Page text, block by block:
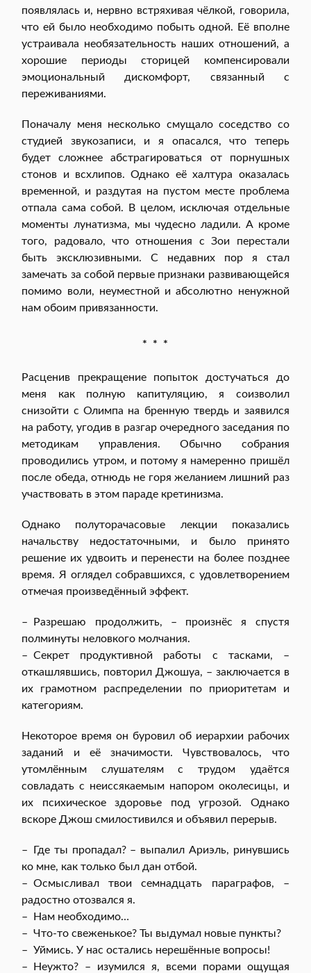
появлялась и, нервно встряхивая чёлкой, говорила,
что ей было необходимо побыть одной. Её вполне
устраивала необязательность наших отношений, а
хорошие периоды сторицей компенсировали
эмоциональный дискомфорт, связанный с
переживаниями.
Поначалу меня несколько смущало соседство со
студией звукозаписи, и я опасался, что теперь
будет сложнее абстрагироваться от порнушных
стонов и всхлипов. Однако её халтура оказалась
временной, и раздутая на пустом месте проблема
отпала сама собой. В целом, исключая отдельные
моменты лунатизма, мы чудесно ладили. А кроме
того, радовало, что отношения с Зои перестали
быть эксклюзивными. С недавних пор я стал
замечать за собой первые признаки развивающейся
помимо воли, неуместной и абсолютно ненужной
нам обоим привязанности.
* * *
Расценив прекращение попыток достучаться до
меня как полную капитуляцию, я соизволил
снизойти с Олимпа на бренную твердь и заявился
на работу, угодив в разгар очередного заседания по
методикам управления. Обычно собрания
проводились утром, и потому я намеренно пришёл
после обеда, отнюдь не горя желанием лишний раз
участвовать в этом параде кретинизма.
Однако полуторачасовые лекции показались
начальству недостаточными, и было принято
решение их удвоить и перенести на более позднее
время. Я оглядел собравшихся, с удовлетворением
отмечая произведённый эффект.
– Разрешаю продолжить, – произнёс я спустя
полминуты неловкого молчания.
– Секрет продуктивной работы с тасками, –
откашлявшись, повторил Джошуа, – заключается в
их грамотном распределении по приоритетам и
категориям.
Некоторое время он буровил об иерархии рабочих
заданий и её значимости. Чувствовалось, что
утомлённым слушателям с трудом удаётся
совладать с неиссякаемым напором околесицы, и
их психическое здоровье под угрозой. Однако
вскоре Джош смилостивился и объявил перерыв.
– Где ты пропадал? – выпалил Ариэль, ринувшись
ко мне, как только был дан отбой.
– Осмысливал твои семнадцать параграфов, –
радостно отозвался я.
– Нам необходимо…
– Что-то свеженькое? Ты выдумал новые пункты?
– Уймись. У нас остались нерешённые вопросы!
– Неужто? – изумился я, всеми порами ощущая